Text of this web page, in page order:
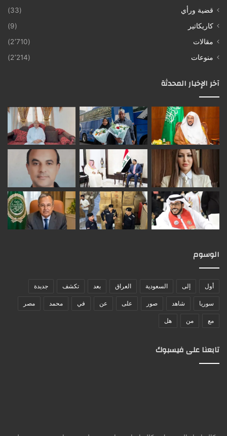
قضية ورأي
(33)
كاريكاتير
(9)
مقالات
(2٬710)
منوعات
(2٬214)
آخر الإخبار المحدثة
الوسوم
أول إلى السعودية العراق بعد تكشف جديدة
سوريا شاهد صور على عن في محمد مصر
مع من هل
تابعنا على فيسبوك